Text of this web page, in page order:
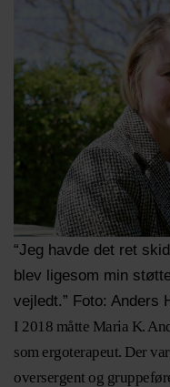
“Jeg havde det ret
blev ligesom min
vejledt.” Foto: Anders
I 2018 måtte Maria K.
som ergoterapeut. Der
oversergent og